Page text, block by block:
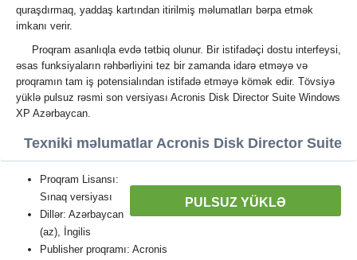
quraşdırmaq, yaddaş kartından itirilmiş məlumatları bərpa etmək
imkanı verir.
Proqram asanlıqla evdə tətbiq olunur. Bir istifadəçi dostu interfeysi,
əsas funksiyaların rəhbərliyini tez bir zamanda idarə etməyə və
proqramın tam iş potensialından istifadə etməyə kömək edir. Tövsiyə
yüklə pulsuz rəsmi son versiyası Acronis Disk Director Suite Windows
XP Azərbaycan.
Texniki məlumatlar Acronis Disk Director Suite
PULSUZ YÜKLƏ
Proqram Lisansı:
Sınaq versiyası
Dillər: Azərbaycan
(az), İngilis
Publisher proqramı: Acronis